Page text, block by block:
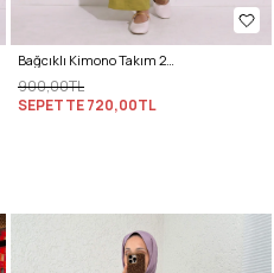
Bağcıklı Kimono Takım 26610 - YAĞ YEŞİLİ
900,00TL
SEPETTE720,00TL